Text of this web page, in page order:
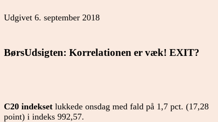
Udgivet 6. september 2018
BørsUdsigten: Korrelationen er væk! EXIT?
C20 indekset lukkede onsdag med fald på 1,7 pct. (17,28
point) i indeks 992,57.